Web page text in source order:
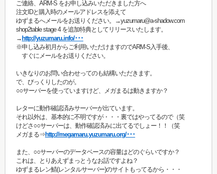
ご連絡、ARM-S をお申し込みいただきました方へ
注文IDと購入時のメールアドレスを添えて
ゆずまるへメールをお送りください。→yuzumaru@a-shadow.com
shop2table stage 4 を追加特典としてリリースいたします。
→ http://yuzumaru.info/･･･
※申し込み初月からご利用いただけますのでARM-S入手後、
すぐにメールをお送りください。
いきなりのお問い合わせってのも結構いただきます。
で、びっくりしたのが。
○○サーバーを使っていますけど、メガまるは動きますか？
レターに動作確認済みサーバーが出ています。
それ以外は、基本的に不明ですが・・・裏ではやってるので（笑
けどさ○○サーバーは、動作確認済みに出てるでしょー！！（笑
メガまる⇒http://megamaru.yuzumaru.org/･･･
また、○○サーバーのデータベースの容量はどのぐらいですか？
これは、とりあえずまっとうなお話ですよね？
ゆずまるレン鯖(レンタルサーバー)のサイトもってるから・・・